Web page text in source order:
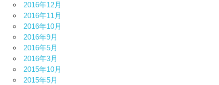
2016年12月
2016年11月
2016年10月
2016年9月
2016年5月
2016年3月
2015年10月
2015年5月